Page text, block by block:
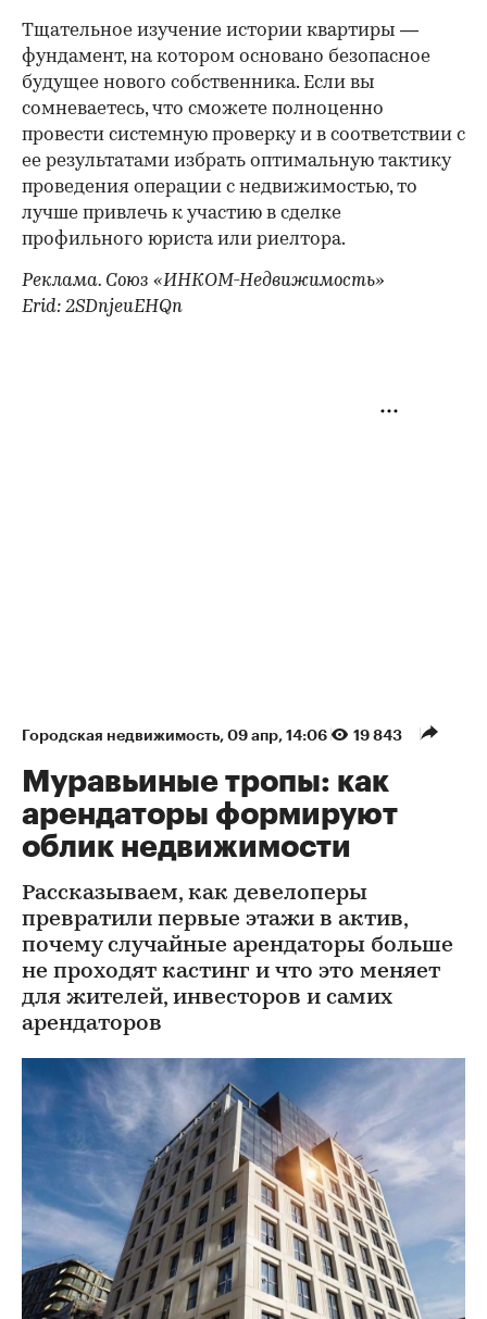
Тщательное изучение истории квартиры —
фундамент, на котором основано безопасное
будущее нового собственника. Если вы
сомневаетесь, что сможете полноценно
провести системную проверку и в соответствии с
ее результатами избрать оптимальную тактику
проведения операции с недвижимостью, то
лучше привлечь к участию в сделке
профильного юриста или риелтора.
Реклама. Союз «ИНКОМ-Недвижимость»
Erid: 2SDnjeuEHQn
Городская недвижимость 09 апр, 14:06 19 843
Муравьиные тропы: как
арендаторы формируют
облик недвижимости
Рассказываем, как девелоперы
превратили первые этажи в актив,
почему случайные арендаторы больше
не проходят кастинг и что это меняет
для жителей, инвесторов и самих
арендаторов